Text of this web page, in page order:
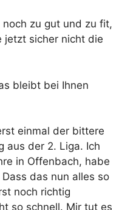
zu gut und zu fit,
jetzt sicher nicht die
bleibt bei Ihnen
einmal der bittere
aus der 2. Liga. Ich
in Offenbach, habe
das nun alles so
noch richtig
so schnell. Mir tut es